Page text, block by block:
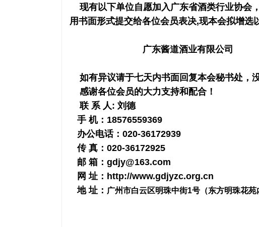
现有以下单位自愿加入广东省酒类行业协会
用书面形式提交给各位会员表决,现本会拟增选
广东酱道酒业有限公司 理
如有异议请于七天内书面回复本会秘书处，
感谢各位会员的大力支持和配合！
联 系 人: 刘德
手 机：18576559369
办公电话：020-36172939
传 真：020-36172925
邮 箱：gdjy@163.com
网 址：http://www.gdjyzc.org.cn
地 址： 广州市白云区明珠中街1号（东方明珠花苑